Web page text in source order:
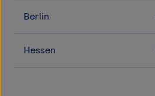
Berlin
Hessen